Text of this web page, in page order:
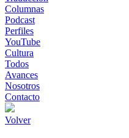
Columnas
Podcast
Perfiles
YouTube
Cultura
Todos
Avances
Nosotros
Contacto
Volver